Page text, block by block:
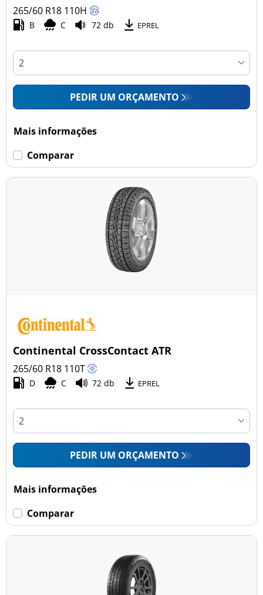
Esvaziamento limitado
Runflat (0)
Mais opções
265/60 R18 110H
B C 72 db EPREL
PEDIR UM ORÇAMENTO
Mais informações
Comparar
Continental CrossContact ATR
265/60 R18 110T
D C 72 db EPREL
PEDIR UM ORÇAMENTO
Mais informações
Comparar